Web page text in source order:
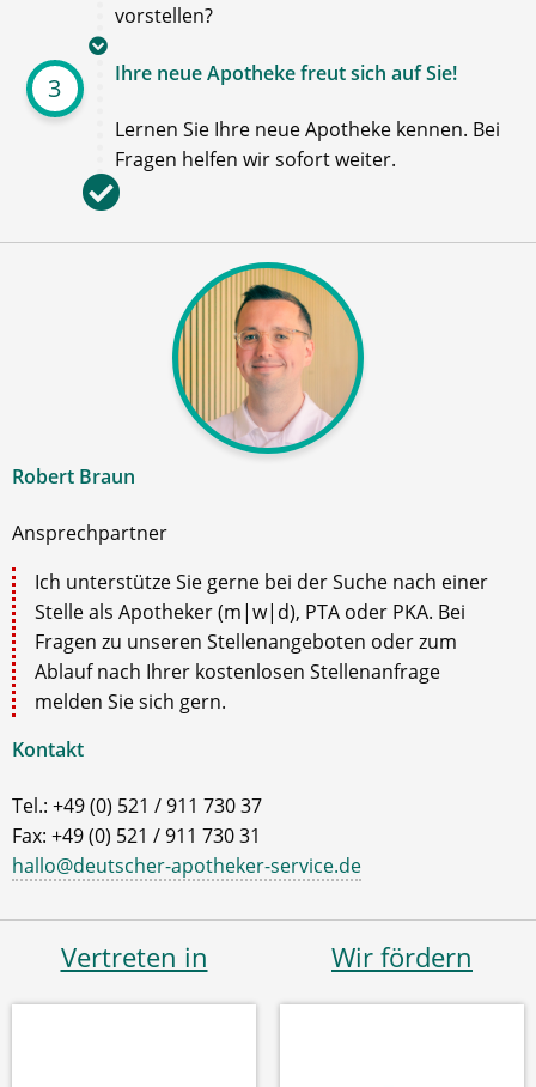
vorstellen?
3 Ihre neue Apotheke freut sich auf Sie!
Lernen Sie Ihre neue Apotheke kennen. Bei
Fragen helfen wir sofort weiter.
Robert Braun
Ansprechpartner
Ich unterstütze Sie gerne bei der Suche nach einer
Stelle als Apotheker (m|w|d), PTA oder PKA. Bei
Fragen zu unseren Stellenangeboten oder zum
Ablauf nach Ihrer kostenlosen Stellenanfrage
melden Sie sich gern.
Kontakt
Tel.: +49 (0) 521 / 911 730 37
Fax: +49 (0) 521 / 911 730 31
hallo@deutscher-apotheker-service.de
Vertreten in Wir fördern